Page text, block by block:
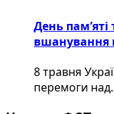
День
вшанування
8 травня
перемоги